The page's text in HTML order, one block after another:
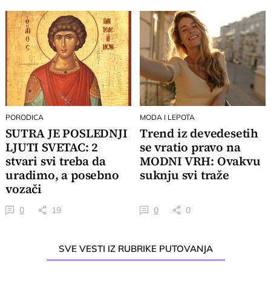
PORODICA
SUTRA JE POSLEDNJI
LJUTI SVETAC: 2
stvari svi treba da
uradimo, a posebno
vozači
0 19
MODA I LEPOTA
Trend iz devedesetih
se vratio pravo na
MODNI VRH: Ovakvu
suknju svi traže
0 0
SVE VESTI IZ RUBRIKE PUTOVANJA